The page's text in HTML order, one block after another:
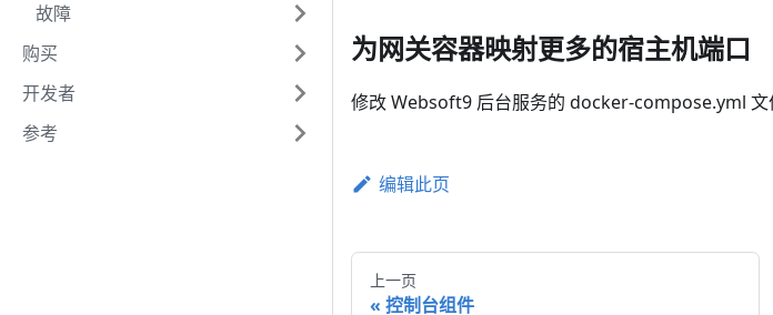
故障
购买
开发者
参考
为网关容器映射更多的宿主机端口
修改 Websoft9 后台服务的 docker-compose.yml 文
编辑此页
上一页
控制台组件